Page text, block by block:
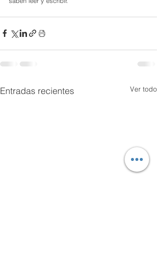
Entradas recientes Ver todo